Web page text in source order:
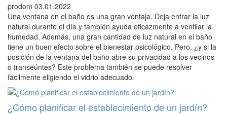
prodom 03.01.2022
Una ventana en el baño es una gran ventaja. Deja entrar la luz
natural durante el día y también ayuda eficazmente a ventilar la
humedad. Además, una gran cantidad de luz natural en el baño
tiene un buen efecto sobre el bienestar psicológico. Pero, ¿y si la
posición de la ventana del baño abre su privacidad a los vecinos
o transeúntes? Este problema también se puede resolver
fácilmente eligiendo el vidrio adecuado.
¿Cómo planificar el establecimiento de un jardín?